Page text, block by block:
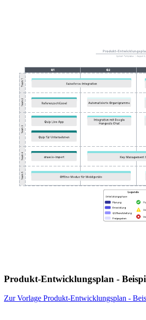
Produkt-Entwicklungsplan -
Zur Vorlage Produkt-Entwicklungsplan -